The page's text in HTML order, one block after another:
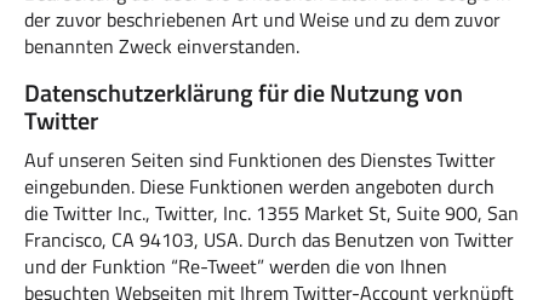
der zuvor beschriebenen Art und Weise und zu dem zuvor
benannten Zweck einverstanden.
Datenschutzerklärung für die Nutzung von
Twitter
Auf unseren Seiten sind Funktionen des Dienstes Twitter
eingebunden. Diese Funktionen werden angeboten durch
die Twitter Inc., Twitter, Inc. 1355 Market St, Suite 900, San
Francisco, CA 94103, USA. Durch das Benutzen von Twitter
und der Funktion “Re-Tweet” werden die von Ihnen
besuchten Webseiten mit Ihrem Twitter-Account verknüpft